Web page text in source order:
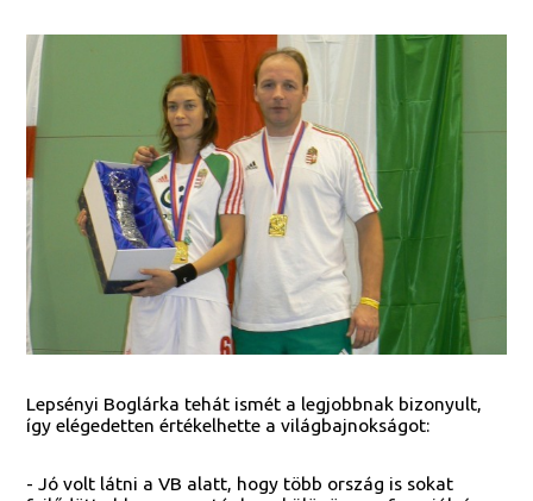
Lepsényi Boglárka tehát ismét a legjobbnak bizonyult,
így elégedetten értékelhette a világbajnokságot:
- Jó volt látni a VB alatt, hogy több ország is sokat